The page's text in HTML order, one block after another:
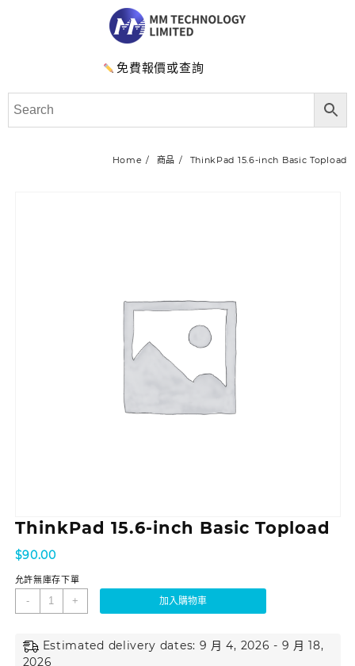
免費報價或查詢
Home 商品 ThinkPad 15.6-inch Basic Topload
ThinkPad 15.6-inch Basic Topload
$90.00
允許無庫存下單
- + 加入購物車
Estimated delivery dates: 9 月 4, 2026 - 9 月 18,
2026